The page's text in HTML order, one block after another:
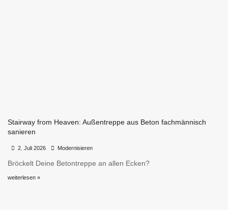
Stairway from Heaven: Außentreppe aus Beton fachmännisch
sanieren
2. Juli 2026 Modernisieren
Bröckelt Deine Betontreppe an allen Ecken?
weiterlesen »